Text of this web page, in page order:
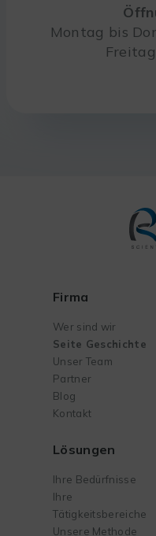
Montag bis
Firma
Wer sind wir
Seite Geschichte
Unser Team
Partner
Blog
Kontakt
Lösungen
Ihre Bedürfnisse
Ihre
Tätigkeitsbereiche
Unsere Methode